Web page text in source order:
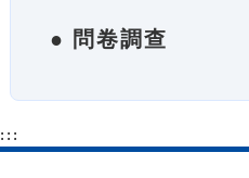
● 問卷調查
:::